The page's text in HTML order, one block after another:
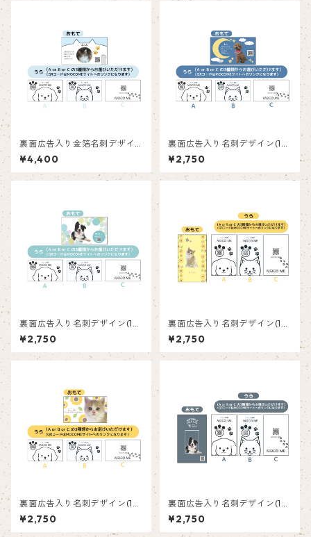
裏面広告入り金箔名刺デザイ
ン(1箱50枚入り)_ネコ_CG00
2ad
¥4,400
裏面広告入り名刺デザイン(1箱
50枚入り)_三日月_CM001ad
¥2,750
裏面広告入り名刺デザイン(1箱
50枚入り)_水玉_PD001ad
¥2,750
裏面広告入り名刺デザイン(1箱
50枚入り)_向日葵_SF002
¥2,750
裏面広告入り名刺デザイン(1箱
50枚入り)_向日葵_SF003
¥2,750
裏面広告入り名刺デザイン(1箱
50枚入り)_四角_SQ001ad
¥2,750